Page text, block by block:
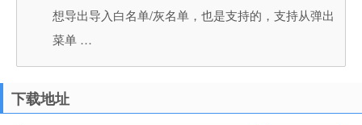
想导出导入白名单/灰名单，也是支持的，支持从弹出
菜单 …
下载地址